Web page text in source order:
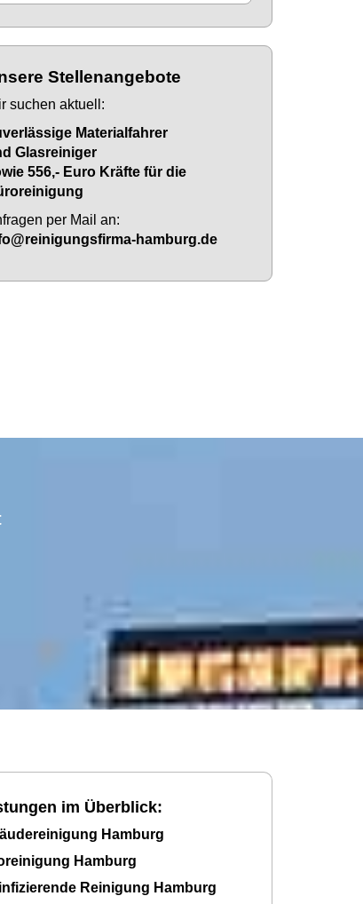
Stellenangebote
suchen aktuell:
Materialfahrer
Glasreiniger
556,- Euro Kräfte für die
per Mail an:
hamburg.de
im Überblick:
Hamburg
Hamburg
Reinigung Hamburg